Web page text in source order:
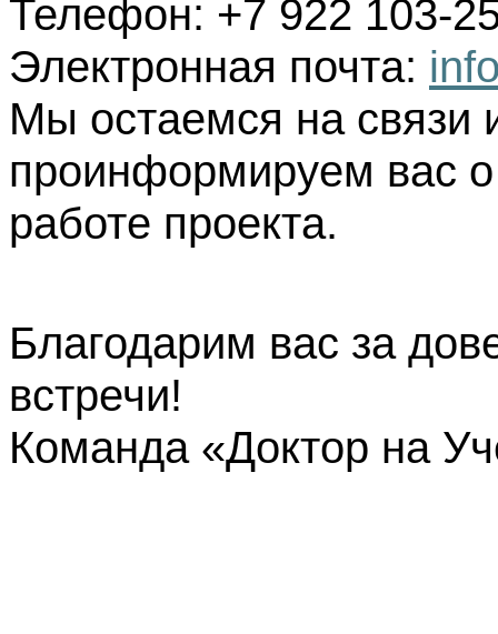
Телефон: +7 922 103-
Электронная почта:
Мы остаемся на связи
проинформируем вас
работе проекта.
Благодарим вас за
встречи!
Команда «Доктор на